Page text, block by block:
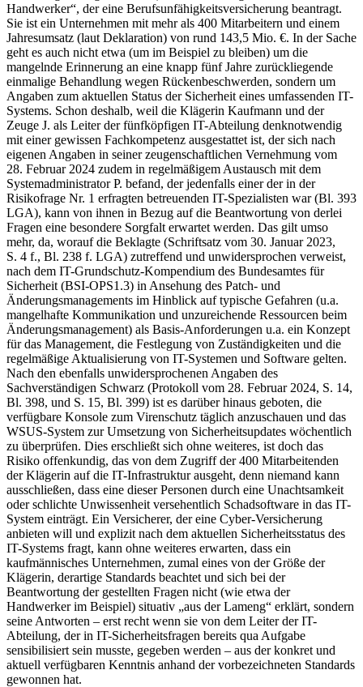
Handwerker“, der eine Berufsunfähigkeitsversicherung beantragt.
Sie ist ein Unternehmen mit mehr als 400 Mitarbeitern und einem
Jahresumsatz (laut Deklaration) von rund 143,5 Mio. €. In der Sache
geht es auch nicht etwa (um im Beispiel zu bleiben) um die
mangelnde Erinnerung an eine knapp fünf Jahre zurückliegende
einmalige Behandlung wegen Rückenbeschwerden, sondern um
Angaben zum aktuellen Status der Sicherheit eines umfassenden IT-
Systems. Schon deshalb, weil die Klägerin Kaufmann und der
Zeuge J. als Leiter der fünfköpfigen IT-Abteilung denknotwendig
mit einer gewissen Fachkompetenz ausgestattet ist, der sich nach
eigenen Angaben in seiner zeugenschaftlichen Vernehmung vom
28. Februar 2024 zudem in regelmäßigem Austausch mit dem
Systemadministrator P. befand, der jedenfalls einer der in der
Risikofrage Nr. 1 erfragten betreuenden IT-Spezialisten war (Bl. 393
LGA), kann von ihnen in Bezug auf die Beantwortung von derlei
Fragen eine besondere Sorgfalt erwartet werden. Das gilt umso
mehr, da, worauf die Beklagte (Schriftsatz vom 30. Januar 2023,
S. 4 f., Bl. 238 f. LGA) zutreffend und unwidersprochen verweist,
nach dem IT-Grundschutz-Kompendium des Bundesamtes für
Sicherheit (BSI-OPS1.3) in Ansehung des Patch- und
Änderungsmanagements im Hinblick auf typische Gefahren (u.a.
mangelhafte Kommunikation und unzureichende Ressourcen beim
Änderungsmanagement) als Basis-Anforderungen u.a. ein Konzept
für das Management, die Festlegung von Zuständigkeiten und die
regelmäßige Aktualisierung von IT-Systemen und Software gelten.
Nach den ebenfalls unwidersprochenen Angaben des
Sachverständigen Schwarz (Protokoll vom 28. Februar 2024, S. 14,
Bl. 398, und S. 15, Bl. 399) ist es darüber hinaus geboten, die
verfügbare Konsole zum Virenschutz täglich anzuschauen und das
WSUS-System zur Umsetzung von Sicherheitsupdates wöchentlich
zu überprüfen. Dies erschließt sich ohne weiteres, ist doch das
Risiko offenkundig, das von dem Zugriff der 400 Mitarbeitenden
der Klägerin auf die IT-Infrastruktur ausgeht, denn niemand kann
ausschließen, dass eine dieser Personen durch eine Unachtsamkeit
oder schlichte Unwissenheit versehentlich Schadsoftware in das IT-
System einträgt. Ein Versicherer, der eine Cyber-Versicherung
anbieten will und explizit nach dem aktuellen Sicherheitsstatus des
IT-Systems fragt, kann ohne weiteres erwarten, dass ein
kaufmännisches Unternehmen, zumal eines von der Größe der
Klägerin, derartige Standards beachtet und sich bei der
Beantwortung der gestellten Fragen nicht (wie etwa der
Handwerker im Beispiel) situativ „aus der Lameng“ erklärt, sondern
seine Antworten – erst recht wenn sie von dem Leiter der IT-
Abteilung, der in IT-Sicherheitsfragen bereits qua Aufgabe
sensibilisiert sein musste, gegeben werden – aus der konkret und
aktuell verfügbaren Kenntnis anhand der vorbezeichneten Standards
gewonnen hat.